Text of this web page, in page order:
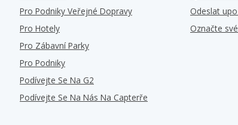
Pro Podniky Veřejné Dopravy
Pro Hotely
Pro Zábavní Parky
Pro Podniky
Podívejte Se Na G2
Podívejte Se Na Nás Na Capterře
Odeslat
Označte